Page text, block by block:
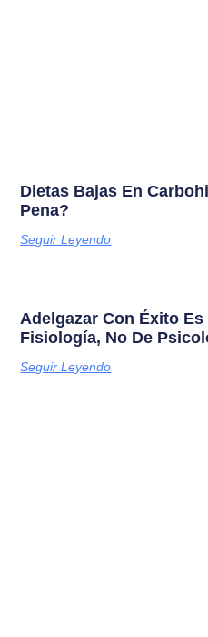
Dietas Bajas En
Pena?
Seguir Leyendo
Adelgazar Con Éxito
Fisiología, No De
Seguir Leyendo